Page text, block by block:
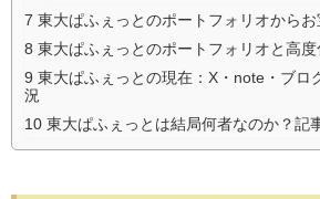
7 東大ぱふぇっとのポートフォリオから
8 東大ぱふぇっとのポートフォリオと高
9 東大ぱふぇっとの現在：X・note・ブロ
況
10 東大ぱふぇっとは結局何者なのか？記